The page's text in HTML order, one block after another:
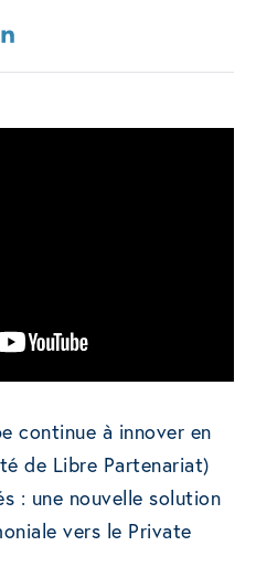
continue à innover en
de Libre Partenariat)
: une nouvelle solution
vers le Private